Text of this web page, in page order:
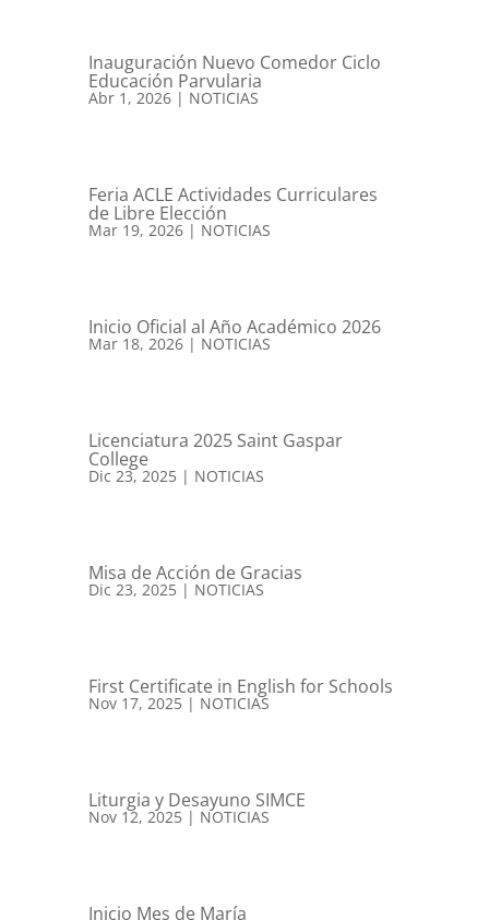
Inauguración Nuevo Comedor Ciclo
Educación Parvularia
Abr 1, 2026| NOTICIAS
Feria ACLE Actividades Curriculares
de Libre Elección
Mar 19, 2026| NOTICIAS
Inicio Oficial al Año Académico 2026
Mar 18, 2026| NOTICIAS
Licenciatura 2025 Saint Gaspar
College
Dic 23, 2025| NOTICIAS
Misa de Acción de Gracias
Dic 23, 2025| NOTICIAS
First Certificate in English for Schools
Nov 17, 2025| NOTICIAS
Liturgia y Desayuno SIMCE
Nov 12, 2025| NOTICIAS
Inicio Mes de María